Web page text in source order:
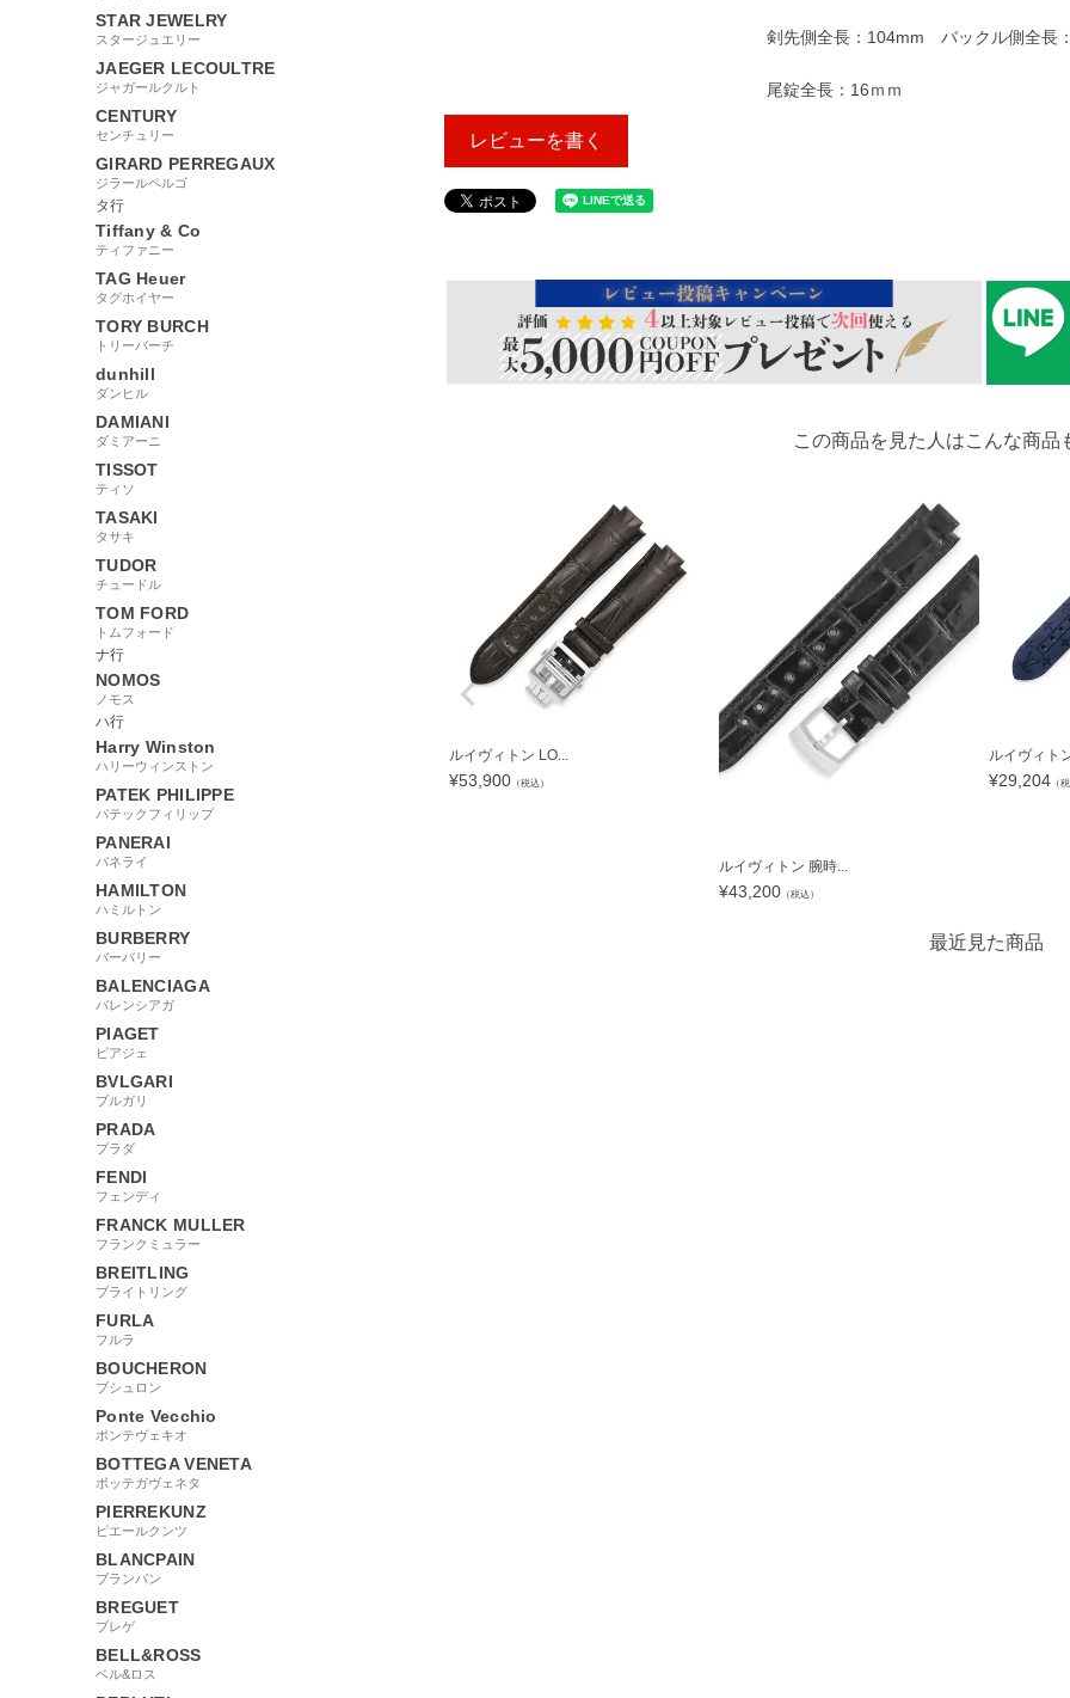
STAR JEWELRY
スタージュエリー
JAEGER LECOULTRE
ジャガールクルト
CENTURY
センチュリー
GIRARD PERREGAUX
ジラールペルゴ
タ行
Tiffany & Co
ティファニー
TAG Heuer
タグホイヤー
TORY BURCH
トリーバーチ
dunhill
ダンヒル
DAMIANI
ダミアーニ
TISSOT
ティソ
TASAKI
タサキ
TUDOR
チュードル
TOM FORD
トムフォード
ナ行
NOMOS
ノモス
ハ行
Harry Winston
ハリーウィンストン
PATEK PHILIPPE
パテックフィリップ
PANERAI
パネライ
HAMILTON
ハミルトン
BURBERRY
バーバリー
BALENCIAGA
バレンシアガ
PIAGET
ピアジェ
BVLGARI
ブルガリ
PRADA
プラダ
FENDI
フェンディ
FRANCK MULLER
フランクミュラー
BREITLING
ブライトリング
FURLA
フルラ
BOUCHERON
ブシュロン
Ponte Vecchio
ポンテヴェキオ
BOTTEGA VENETA
ボッテガヴェネタ
PIERREKUNZ
ピエールクンツ
BLANCPAIN
ブランパン
BREGUET
ブレゲ
BELL&ROSS
ベル&ロス
剣先側全長：104mm バックル側全長
尾錠全長：16ｍｍ
レビューを書く
この商品を見た人はこんな商品
ルイヴィトン LO...
¥53,900 （税込）
ルイヴィトン 腕時...
¥43,200 （税込）
ルイヴィト
¥29,204 （
最近見た商品